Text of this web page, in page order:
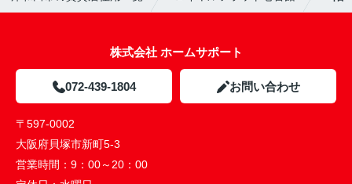
株式会社 ホームサポート
072-439-1804 お問い合わせ
〒597-0002
大阪府貝塚市新町5-3
営業時間： 9：00～20：00